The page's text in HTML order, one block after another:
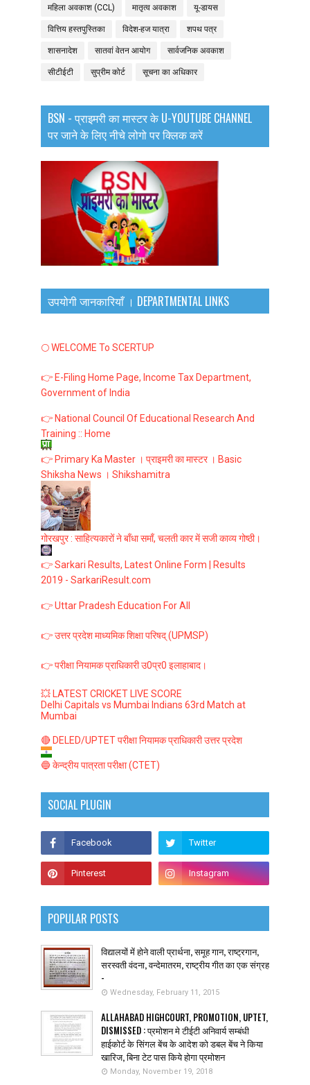
महिला अवकाश (CCL) मातृत्व अवकाश यू-डायस
वित्तिय हस्तपुस्तिका विदेश-हज यात्रा शपथ पत्र
शासनादेश सातवां वेतन आयोग सार्वजनिक अवकाश
सीटीईटी सुप्रीम कोर्ट सूचना का अधिकार
BSN - प्राइमरी का मास्टर के U-YOUTUBE CHANNEL
पर जाने के लिए नीचे लोगो पर क्लिक करें
उपयोगी जानकारियाँ । DEPARTMENTAL LINKS
🌕 WELCOME To SCERTUP
👉 E-Filing Home Page, Income Tax Department,
Government of India
👉 National Council Of Educational Research And
Training :: Home
👉 Primary Ka Master । प्राइमरी का मास्टर । Basic
Shiksha News । Shikshamitra
गोरखपुर : साहित्यकारों ने बाँधा समाँ, चलती कार में सजी काव्य गोष्ठी।
👉 Sarkari Results, Latest Online Form | Results
2019 - SarkariResult.com
👉 Uttar Pradesh Education For All
👉 उत्तर प्रदेश माध्यमिक शिक्षा परिषद् (UPMSP)
👉 परीक्षा नियामक प्राधिकारी उ0प्र0 इलाहाबाद।
💥 LATEST CRICKET LIVE SCORE
Delhi Capitals vs Mumbai Indians 63rd Match at
Mumbai
🔴 DELED/UPTET परीक्षा नियामक प्राधिकारी उत्तर प्रदेश
🔵 केन्द्रीय पात्रता परीक्षा (CTET)
SOCIAL PLUGIN
POPULAR POSTS
विद्यालयों में होने वाली प्रार्थना, समूह गान, राष्ट्रगान,
सरस्वती वंदना, वन्देमातरम, राष्ट्रीय गीत का एक संग्रह
-
Wednesday, February 11, 2015
ALLAHABAD HIGHCOURT, PROMOTION, UPTET,
DISMISSED : प्रमोशन मे टीईटी अनिवार्य सम्बंधी
हाईकोर्ट के सिंगल बेंच के आदेश को डबल बेंच ने किया
खारिज, बिना टेट पास किये होगा प्रमोशन
Monday, November 19, 2018